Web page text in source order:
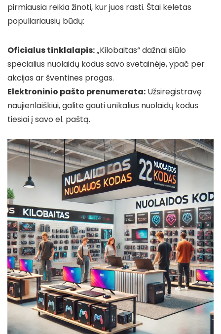
pirmiausia reikia žinoti, kur juos rasti. Štai keletas
populiariausių būdų:
Oficialus tinklalapis:„Kilobaitas“ dažnai siūlo
specialius nuolaidų kodus savo svetainėje, ypač per
akcijas ar šventines progas.
Elektroninio pašto prenumerata: Užsiregistravę
naujienlaiškiui, galite gauti unikalius nuolaidų kodus
tiesiai į savo el. paštą.